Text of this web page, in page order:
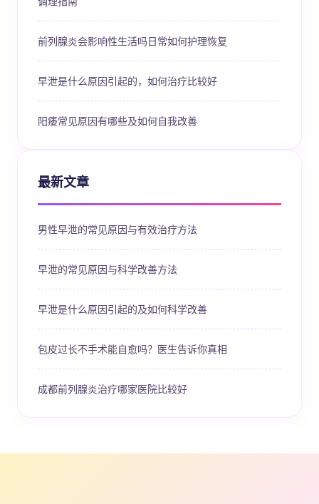
前列腺炎会影响性生活吗日常如何护理恢复
早泄是什么原因引起的，如何治疗比较好
阳痿常见原因有哪些及如何自我改善
最新文章
男性早泄的常见原因与有效治疗方法
早泄的常见原因与科学改善方法
早泄是什么原因引起的及如何科学改善
包皮过长不手术能自愈吗？医生告诉你真相
成都前列腺炎治疗哪家医院比较好